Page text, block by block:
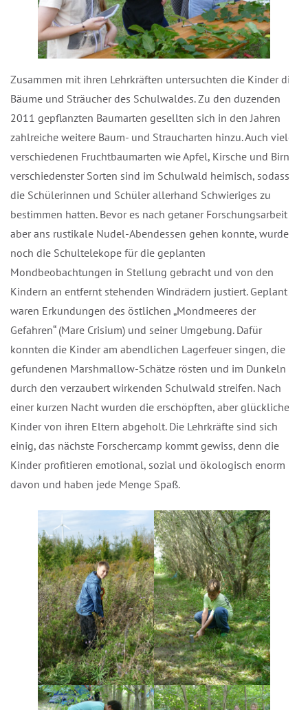
Zusammen mit ihren Lehrkräften untersuchten die Kinder die
Bäume und Sträucher des Schulwaldes. Zu den duzenden
2011 gepflanzten Baumarten gesellten sich in den Jahren
zahlreiche weitere Baum- und Straucharten hinzu. Auch viele
verschiedenen Fruchtbaumarten wie Apfel, Kirsche und Birne
verschiedenster Sorten sind im Schulwald heimisch, sodass
die Schülerinnen und Schüler allerhand Schwieriges zu
bestimmen hatten. Bevor es nach getaner Forschungsarbeit
aber ans rustikale Nudel-Abendessen gehen konnte, wurden
noch die Schultelekope für die geplanten
Mondbeobachtungen in Stellung gebracht und von den
Kindern an entfernt stehenden Windrädern justiert. Geplant
waren Erkundungen des östlichen „Mondmeeres der
Gefahren“ (Mare Crisium) und seiner Umgebung. Dafür
konnten die Kinder am abendlichen Lagerfeuer singen, die
gefundenen Marshmallow-Schätze rösten und im Dunkeln
durch den verzaubert wirkenden Schulwald streifen. Nach
einer kurzen Nacht wurden die erschöpften, aber glücklichen
Kinder von ihren Eltern abgeholt. Die Lehrkräfte sind sich
einig, das nächste Forschercamp kommt gewiss, denn die
Kinder profitieren emotional, sozial und ökologisch enorm
davon und haben jede Menge Spaß.